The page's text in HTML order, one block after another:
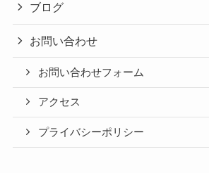
ブログ
お問い合わせ
お問い合わせフォーム
アクセス
プライバシーポリシー